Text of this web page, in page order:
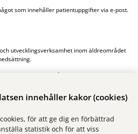
innehåller kakor (cookies)
för att ge dig en förbättrad
statistik och för att viss
som innehåller patientuppgifter via e-post.
utvecklingsverksamhet inom äldreområdet
Stockholm och de åtta kommunerna Ekerö,
är Stockholms läns sjukvårdsområde, SLSO.